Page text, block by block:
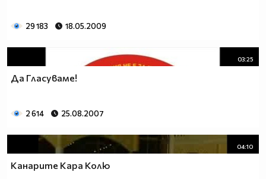
29 183 18.05.2009
03:25
Да Гласуваме!
2 614 25.08.2007
04:10
Канарите Кара Колю